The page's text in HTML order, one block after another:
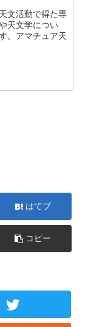
文活動で得た専
天文学につい
。アマチュア天
はてブ
コピー